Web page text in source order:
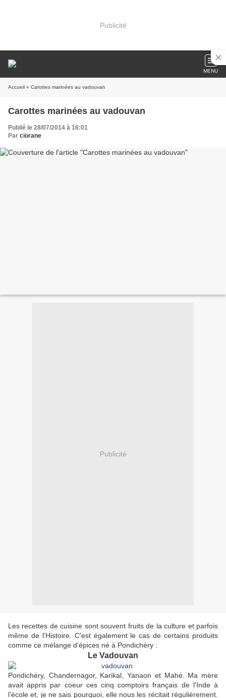
Publicité
MENU
Accueil » Carottes marinées au vadouvan
Carottes marinées au vadouvan
Publié le 28/07/2014 à 16:01
Par ciorane
Publicité
Les recettes de cuisine sont souvent fruits de la culture et parfois
même de l'Histoire. C'est également le cas de certains produits
comme ce mélange d'épices né à Pondichéry :
Le Vadouvan
Pondichéry, Chandernagor, Karikal, Yanaon et Mahé. Ma mère
avait appris par coeur ces cinq comptoirs français de l'Inde à
l'école et, je ne sais pourquoi, elle nous les récitait régulièrement.